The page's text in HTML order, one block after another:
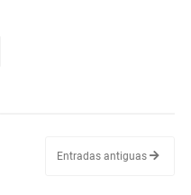
Entradas antiguas